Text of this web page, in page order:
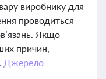
виробнику для
проводиться
Якщо
причин,
Джерело